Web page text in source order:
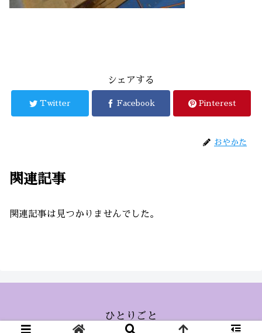
シェアする
Twitter Facebook Pinterest
おやかた
関連記事
関連記事は見つかりませんでした。
ひとりごと